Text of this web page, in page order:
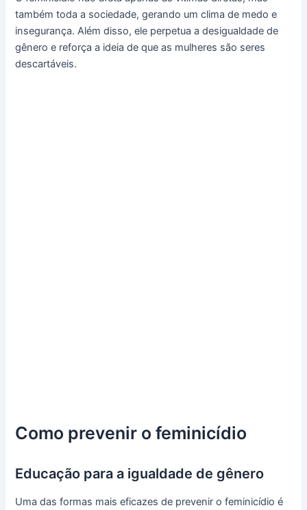
também toda a sociedade, gerando um clima de medo e
insegurança. Além disso, ele perpetua a desigualdade de
gênero e reforça a ideia de que as mulheres são seres
descartáveis.
Como prevenir o feminicídio
Educação para a igualdade de gênero
Uma das formas mais eficazes de prevenir o feminicídio é